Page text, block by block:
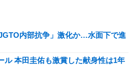
内部抗争」激化か…水面下で進
ル 本田圭佑も激賞した献身性は1年